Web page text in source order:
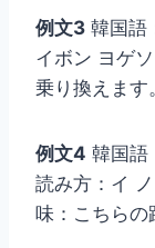
例文3 韓国語
イボン ヨゲ
乗り換えます。
例文4 韓国語
読み方：イ
味：こちらの